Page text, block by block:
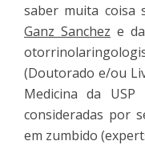
saber muita coisa
Ganz Sanchez e da
(Doutorado e/ou
Medicina da
consideradas por
em zumbido